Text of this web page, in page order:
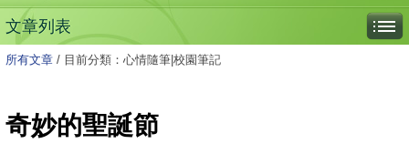
文章列表
所有文章 / 目前分類：心情隨筆|校園筆記
奇妙的聖誕節